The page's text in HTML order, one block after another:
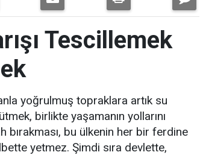
Tescillemek
yoğrulmuş topraklara artık su
birlikte yaşamanın yollarını
bırakması, bu ülkenin her bir ferdine
yetmez. Şimdi sıra devlette,